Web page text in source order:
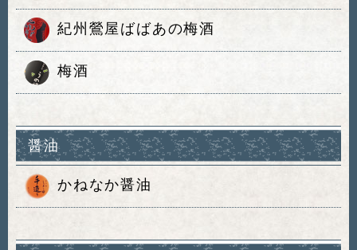
紀州鶯屋ばばあの梅酒
梅酒
醤油
かねなか醤油